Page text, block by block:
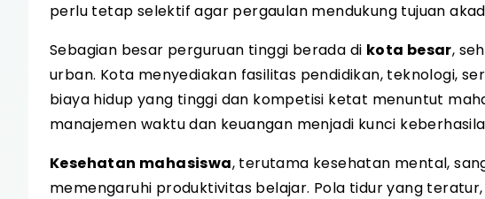
perlu tetap selektif agar pergaulan mendukung tujuan
Sebagian besar perguruan tinggi berada di kota besar,
urban. Kota menyediakan fasilitas pendidikan, teknologi,
biaya hidup yang tinggi dan kompetisi ketat menuntut
manajemen waktu dan keuangan menjadi kunci
Kesehatan mahasiswa, terutama kesehatan mental,
memengaruhi produktivitas belajar. Pola tidur yang